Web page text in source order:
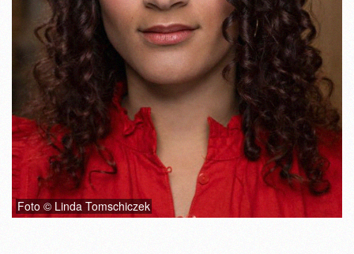
Foto © Linda Tomschiczek